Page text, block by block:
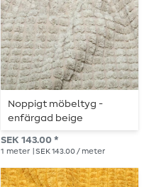
Noppigt möbeltyg -
enfärgad beige
SEK 143.00 *
1 meter | SEK 143.00 / meter